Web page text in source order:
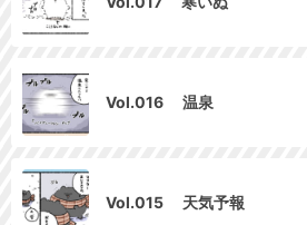
Vol.016 温泉
Vol.015 天気予報